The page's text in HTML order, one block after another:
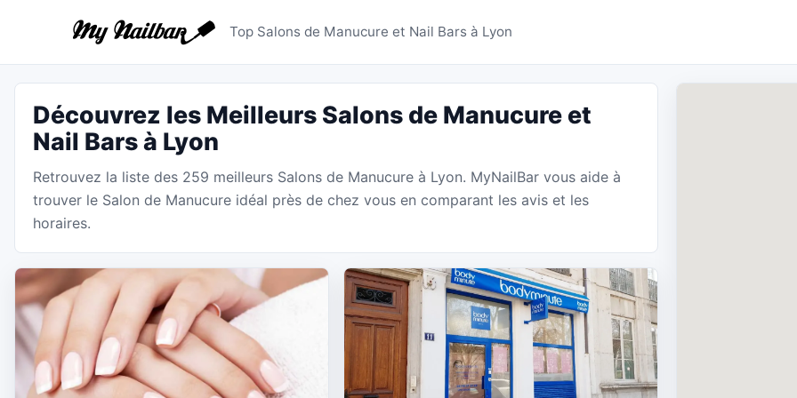
Salons de Manucure Lyon -
Top Salons de Manucure et Nail Bars à Lyon
Découvrez les Meilleurs Salons de Manucure et
Nail Bars à Lyon
Retrouvez la liste des 259 meilleurs Salons de Manucure à Lyon. MyNailBar vous aide à
trouver le Salon de Manucure idéal près de chez vous en comparant les avis et les
horaires.